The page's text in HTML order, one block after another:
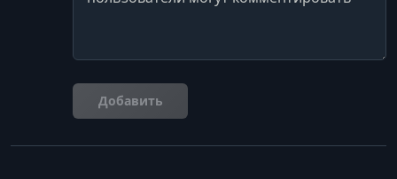
Добавить